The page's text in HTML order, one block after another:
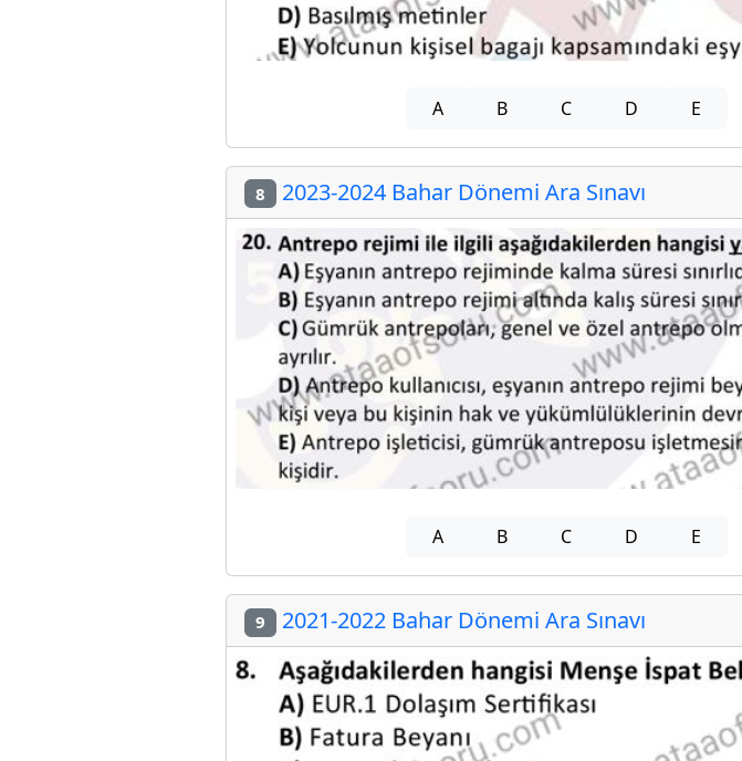
A B C D E
8 2023-2024 Bahar Dönemi Ara Sınavı
A B C D E
9 2021-2022 Bahar Dönemi Ara Sınavı